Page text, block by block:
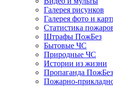
Галерея рисунков
Галерея фото и
Статистика
Штрафы ПожБез
Бытовые ЧС
Природные ЧС
Истории из жизни
Пропаганда ПожБез
Пожарно-